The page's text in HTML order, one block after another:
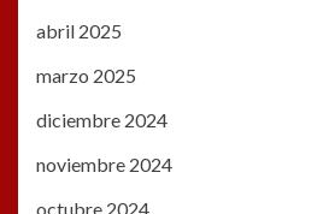
abril 2025
marzo 2025
diciembre 2024
noviembre 2024
octubre 2024